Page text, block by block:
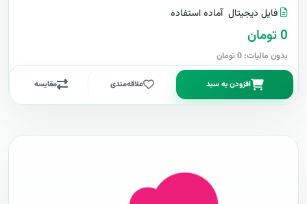
فایل دیجیتال آماده استفاده
0 تومان
بدون مالیات: 0 تومان
افزودن به سبد علاقه‌مندی مقایسه